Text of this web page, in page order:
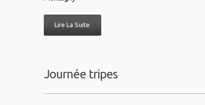
Lire La Suite
Journée tripes